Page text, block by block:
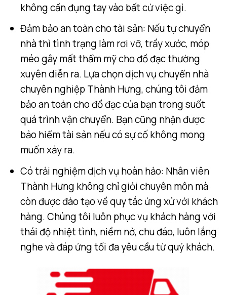
không cần đụng tay vào bất cứ việc gì.
Đảm bảo an toàn cho tài sản: Nếu tự chuyển
nhà thì tình trạng làm rơi vỡ, trầy xước, móp
méo gây mất thẩm mỹ cho đồ đạc thường
xuyên diễn ra. Lựa chọn dịch vụ chuyển nhà
chuyên nghiệp Thành Hưng, chúng tôi đảm
bảo an toàn cho đồ đạc của bạn trong suốt
quá trình vận chuyển. Bạn cũng nhận được
bảo hiểm tài sản nếu có sự cố không mong
muốn xảy ra.
Có trải nghiệm dịch vụ hoàn hảo: Nhân viên
Thành Hưng không chỉ giỏi chuyên môn mà
còn được đào tạo về quy tắc ứng xử với khách
hàng. Chúng tôi luôn phục vụ khách hàng với
thái độ nhiệt tình, niềm nở, chu đáo, luôn lắng
nghe và đáp ứng tối đa yêu cầu từ quý khách.